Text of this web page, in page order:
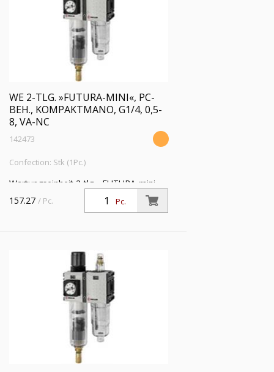
WE 2-TLG. »FUTURA-MINI«, PC-
BEH., KOMPAKTMANO, G1/4, 0,5-
8, VA-NC
142473
Confection: Stk (1Pc.)
Wartungseinheit 2-tlg. »FUTURA-mini«,
PC-Behälter, Kompaktmano, BG 0, G
1/4, PE 1,5-12 bar, Regelbereich 0,5-8
Pc.
157.27 / Pc.